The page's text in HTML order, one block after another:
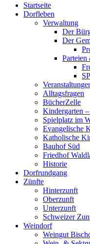
oben
scrollen
Startseite
Dorfleben
Verwaltung
Der
Der
Parteien
Alltagsfragen
BücherZelle
Kindergarten
Spielplatz im
Evangelische
Katholische
Bauhof Süd
Friedhof
Historie
Dorfrundgang
Zünfte
Hinterzunft
Oberzunft
Unterzunft
Schweizer
Weindorf
Weingut